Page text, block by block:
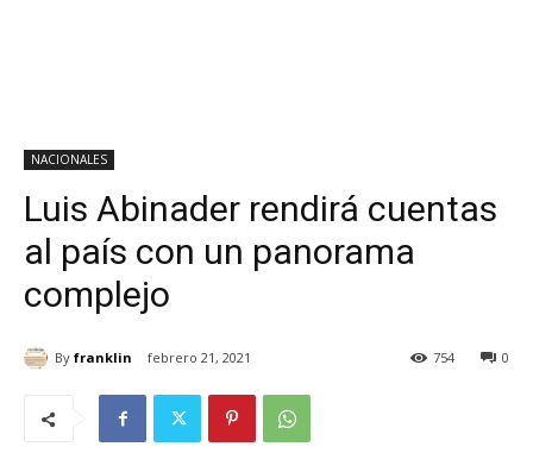
NACIONALES
Luis Abinader rendirá cuentas
al país con un panorama
complejo
By franklin febrero 21, 2021 0
754